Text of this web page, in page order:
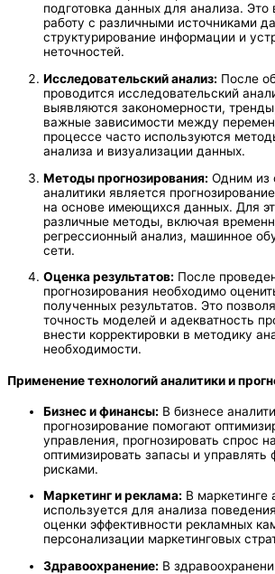
подготовка данных для анализа. Это
работу с различными источниками
структурирование информации и
неточностей.
Исследовательский анализ: После
проводится исследовательский
выявляются закономерности,
важные зависимости между
процессе часто используются
анализа и визуализации данных.
Методы прогнозирования: Одним из
аналитики является
на основе имеющихся данных. Для
различные методы, включая
регрессионный анализ, машинное
сети.
Оценка результатов: После
прогнозирования необходимо
полученных результатов. Это
точность моделей и адекватность
внести корректировки в методику
необходимости.
Применение технологий аналитики и
Бизнес и финансы: В бизнесе
прогнозирование помогают
управления, прогнозировать спрос
оптимизировать запасы и управлять
рисками.
Маркетинг и реклама: В маркетинге
используется для анализа
оценки эффективности рекламных
персонализации маркетинговых
Здравоохранение: В